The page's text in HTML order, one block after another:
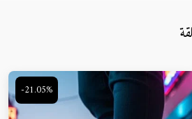
-21.05%